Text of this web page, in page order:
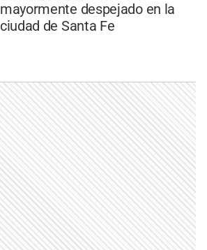
mayormente despejado en la
ciudad de Santa Fe